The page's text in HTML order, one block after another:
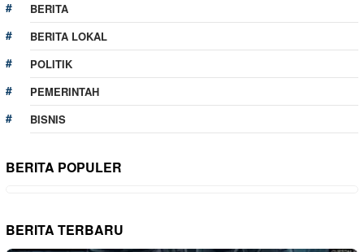
BERITA
BERITA LOKAL
POLITIK
PEMERINTAH
BISNIS
BERITA POPULER
BERITA TERBARU